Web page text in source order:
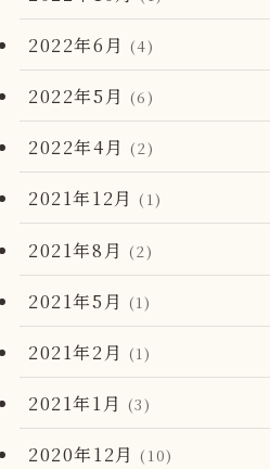
2022年6月 (4)
2022年5月 (6)
2022年4月 (2)
2021年12月 (1)
2021年8月 (2)
2021年5月 (1)
2021年2月 (1)
2021年1月 (3)
2020年12月 (10)